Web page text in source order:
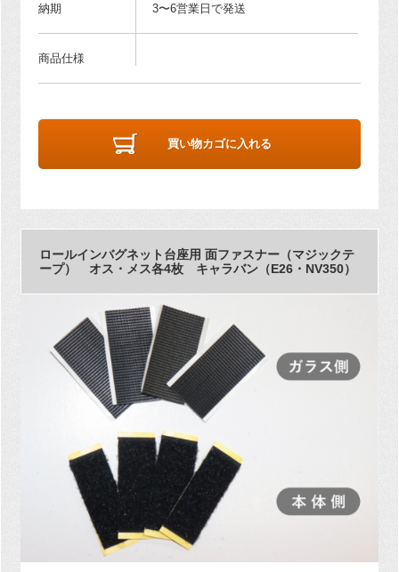
納期 3〜6営業日で発送
商品仕様
買い物カゴに入れる
ロールインバグネット台座用 面ファスナー（マジックテ
ープ） オス・メス各4枚 キャラバン（E26・NV350）